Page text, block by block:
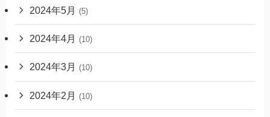
2024年5月 (5)
2024年4月 (10)
2024年3月 (10)
2024年2月 (10)